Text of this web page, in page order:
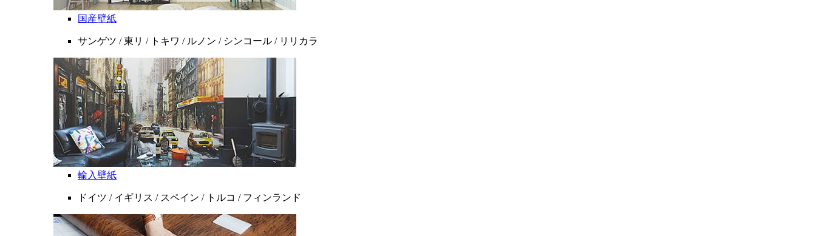
国産壁紙
サンゲツ / 東リ / トキワ / ルノン / シンコール / リリカラ
輸入壁紙
ドイツ / イギリス / スペイン / トルコ / フィンランド